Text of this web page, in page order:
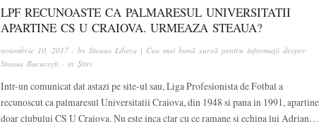
LPF RECUNOASTE CA PALMARESUL UNIVERSITATII
APARTINE CS U CRAIOVA. URMEAZA STEAUA?
noiembrie 10, 2017 · by Steaua Libera | Cea mai bună sursă pentru informații despre
Steaua București · in Știri
Intr-un comunicat dat astazi pe site-ul sau, Liga Profesionista de Fotbal a
recunoscut ca palmaresul Universitatii Craiova, din 1948 si pana in 1991, apartine
doar clubului CS U Craiova. Nu este inca clar cu ce ramane si echipa lui Adrian…